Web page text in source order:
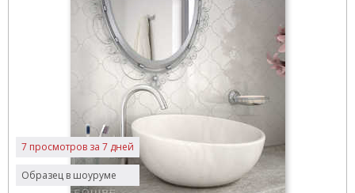
Образец в шоуруме
7 просмотров за 7 дней